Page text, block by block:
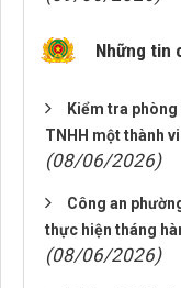
Những tin
Kiểm tra
TNHH một thành
(08/06/2026)
Công an
thực hiện tháng
(08/06/2026)